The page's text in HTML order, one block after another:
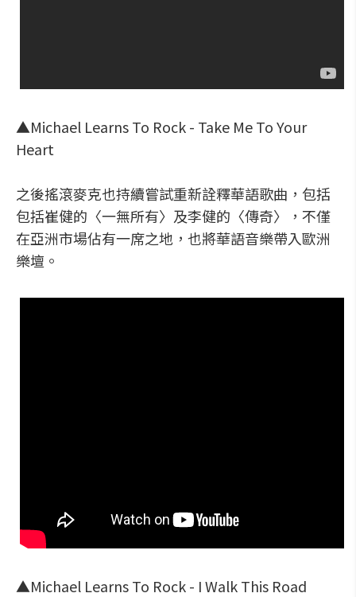
▲Michael Learns To Rock - Take Me To Your
Heart
之後搖滾麥克也持續嘗試重新詮釋華語歌曲，包括
包括崔健的〈一無所有〉及李健的〈傳奇〉，不僅
在亞洲市場佔有一席之地，也將華語音樂帶入歐洲
樂壇。
▲Michael Learns To Rock - I Walk This Road